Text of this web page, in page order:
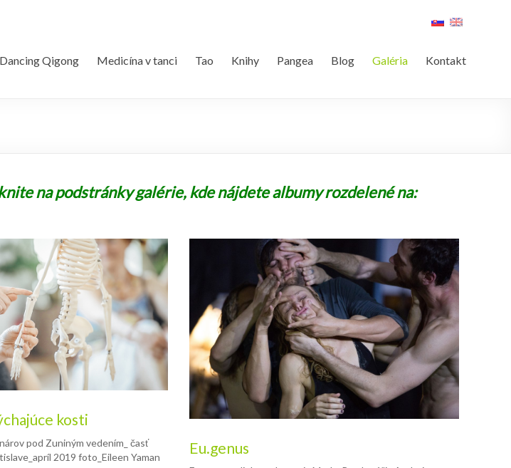
Dancing Qigong Medicína v tanci Tao Knihy Pangea Blog Galéria Kontakt
na podstránky galérie, kde nájdete albumy rozdelené na:
kosti
pod Zuniným vedením_ časť
2019 foto_Eileen Yaman
Eu.genus